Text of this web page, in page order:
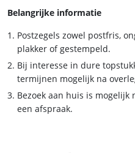
Belangrijke informatie
Postzegels zowel postfris,
plakker of gestempeld.
Bij interesse in dure
termijnen mogelijk na
Bezoek aan huis is mogelijk
een afspraak.